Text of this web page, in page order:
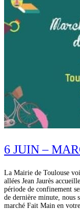
6 JUIN –
La Mairie de Toulouse
allées Jean Jaurès
période de confinement
de dernière minute, nous
marché Fait Main en